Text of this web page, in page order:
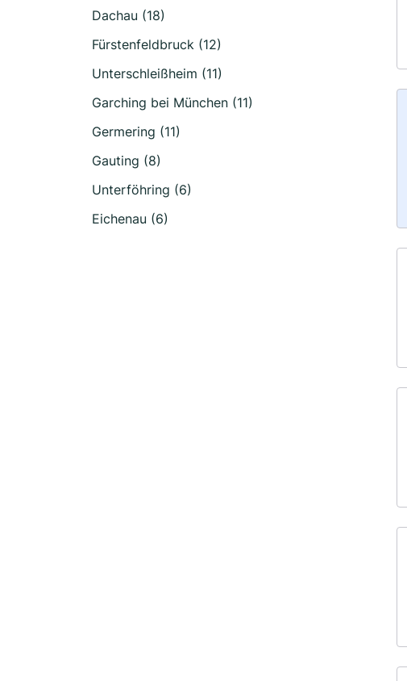
Dachau (18)
Fürstenfeldbruck (12)
Unterschleißheim (11)
Garching bei München (11)
Germering (11)
Gauting (8)
Unterföhring (6)
Eichenau (6)